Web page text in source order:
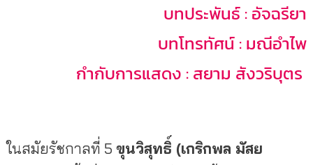
บทประพันธ์ : อัจฉรียา
บทโทรทัศน์ : มณีอำไพ
กำกับการแสดง : สยาม สังวริบุตร
ในสมัยรัชกาลที่ 5 ขุนวิสุทธิ์ (เกริกพล มัสย